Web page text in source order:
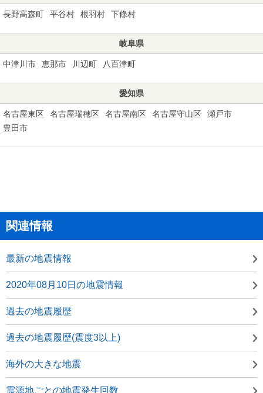
長野高森町 平谷村 根羽村 下條村
岐阜県
中津川市 恵那市 川辺町 八百津町
愛知県
名古屋東区 名古屋瑞穂区 名古屋南区 名古屋守山区
瀬戸市
豊田市
関連情報
最新の地震情報
2020年08月10日の地震情報
過去の地震履歴
過去の地震履歴(震度3以上)
海外の大きな地震
震源地ごとの地震発生回数